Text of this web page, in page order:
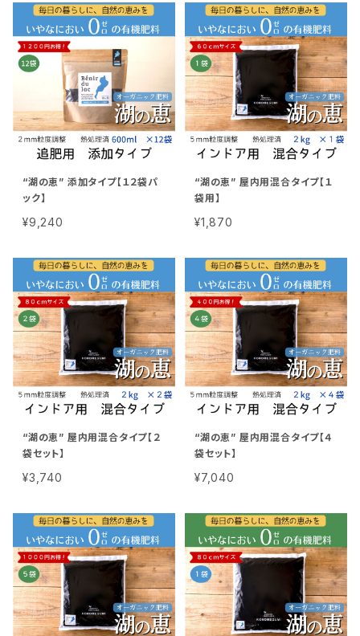
“湖の恵” 添加タイプ【１２袋パ
ック】
¥9,240
“湖の恵” 屋内用混合タイプ【１
袋用】
¥1,870
“湖の恵” 屋内用混合タイプ【２
袋セット】
¥3,740
“湖の恵” 屋内用混合タイプ【４
袋セット】
¥7,040